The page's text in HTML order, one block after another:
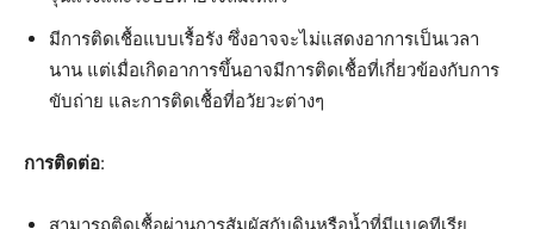
มีการติดเชื้อแบบเรื้อรัง ซึ่งอาจจะไม่แสดงอาการเป็นเวลา
นาน แต่เมื่อเกิดอาการขึ้นอาจมีการติดเชื้อที่เกี่ยวข้องกับการ
ขับถ่าย และการติดเชื้อที่อวัยวะต่างๆ
การติดต่อ: